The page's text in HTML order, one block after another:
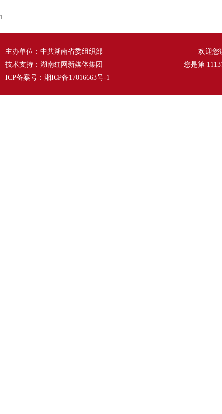
1
主办单位：中共湖南省委组织部
技术支持：湖南红网新媒体集团
ICP备案号： 湘ICP备17016663号-1
欢迎您
您是第